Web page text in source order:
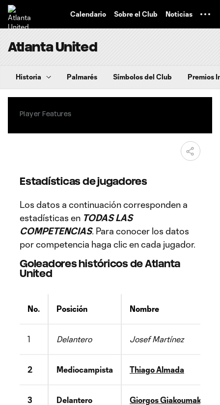
Calendario Sobre el Club Noticias
Atlanta United
Historia Palmarés Símbolos del Club Premios
Player Features
Estadísticas de jugadores
Los datos a continuación corresponden a
estadísticas en TODAS LAS
COMPETENCIAS. Para conocer los datos
por competencia haga clic en cada jugador.
Goleadores históricos de Atlanta
United
No. Posición Nombre
1 Delantero Josef Martínez
2 Mediocampista Thiago Almada
3 Delantero Giorgos Giakoumakis